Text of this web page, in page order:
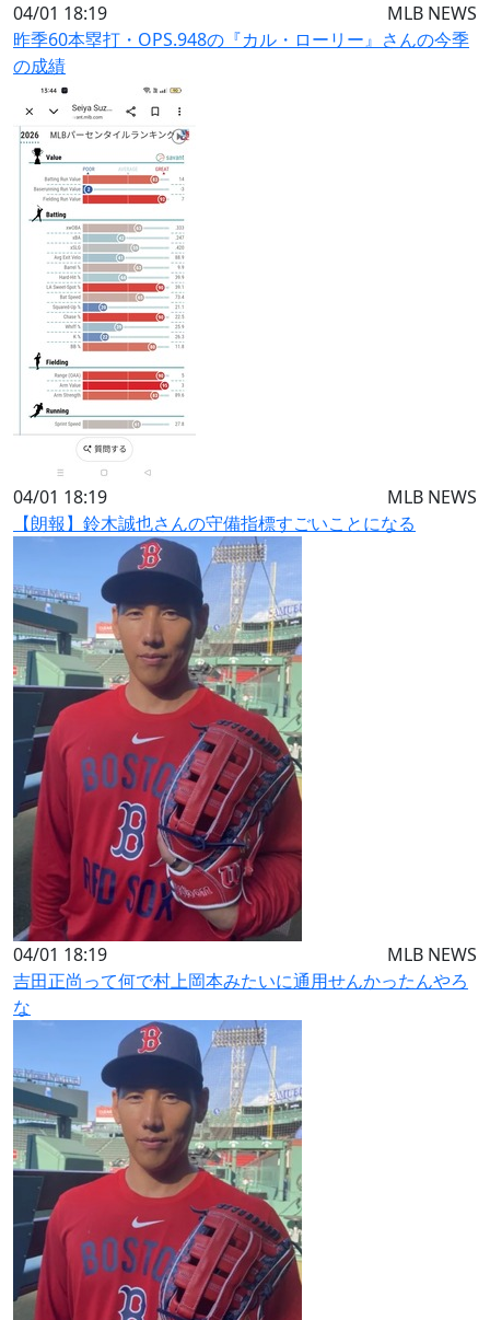
04/01 18:19
MLB NEWS
昨季60本塁打・OPS.948の『カル・ローリー』さんの今季
の成績
04/01 18:19
MLB NEWS
【朗報】鈴木誠也さんの守備指標すごいことになる
04/01 18:19
MLB NEWS
吉田正尚って何で村上岡本みたいに通用せんかったんやろ
な